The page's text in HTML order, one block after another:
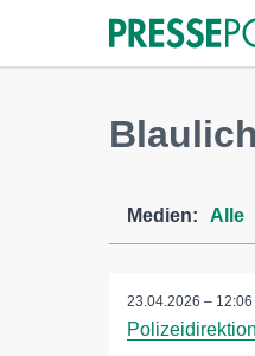
Medien: Alle
23.04.2026 – 12:06